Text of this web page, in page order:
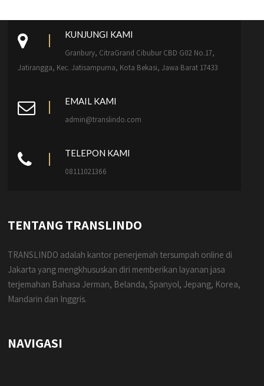
KUNJUNGI KAMI
Granbury, CitraGrand Cibubur CBD G02 No.17,
Jatirangga, Kec. Jatisampurna, Kota Bekasi, Jawa Barat 17433
EMAIL KAMI
admin@translindo.com
TELEPON KAMI
08111021366
TENTANG TRANSLINDO
TRANSLINDO adalah kantor penerjemah tersumpah online di
Jakarta yang mengkhususkan diri memberikan layanan jasa
terjemahan Bahasa Jerman, Belanda, Spanyol, Jepang, Korea,
Mandarin dan Inggris.
NAVIGASI